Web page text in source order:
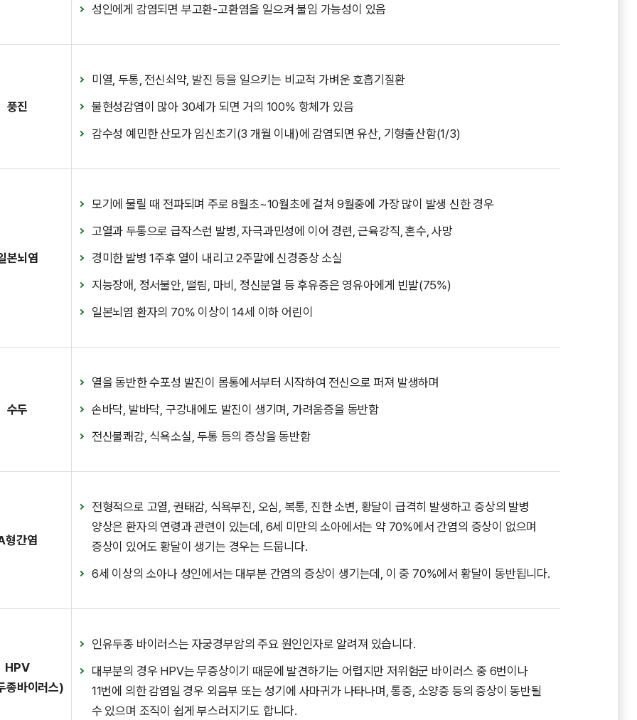
성인에게 감염되면 부고환-고환염을 일으켜 불임 가능성이 있음
풍진
미열, 두통, 전신쇠약, 발진 등을 일으키는 비교적 가벼운 호흡기질환
불현성감염이 많아 30세가 되면 거의 100% 항체가 있음
감수성 예민한 산모가 임신초기(3 개월 이내)에 감염되면 유산, 기형출산함(1/3)
본뇌염
모기에 물릴 때 전파되며 주로 8월초~10월초에 걸쳐 9월중에 가장 많이 발생 신한 경우
고열과 두통으로 급작스런 발병, 자극과민성에 이어 경련, 근육강직, 혼수, 사망
경미한 발병 1주후 열이 내리고 2주말에 신경증상 소실
지능장애, 정서불안, 떨림, 마비, 정신분열 등 후유증은 영유아에게 빈발(75%)
일본뇌염 환자의 70% 이상이 14세 이하 어린이
수두
열을 동반한 수포성 발진이 몸통에서부터 시작하여 전신으로 퍼져 발생하며
손바닥, 발바닥, 구강내에도 발진이 생기며, 가려움증을 동반함
전신불쾌감, 식욕소실, 두통 등의 증상을 동반함
형간염
전형적으로 고열, 권태감, 식욕부진, 오심, 복통, 진한 소변, 황달이 급격히 발생하고 증상의 발병
양상은 환자의 연령과 관련이 있는데, 6세 미만의 소아에서는 약 70%에서 간염의 증상이 없으며
증상이 있어도 황달이 생기는 경우는 드뭅니다.
6세 이상의 소아나 성인에서는 대부분 간염의 증상이 생기는데, 이 중 70%에서 황달이 동반됩니다.
HPV
종바이러스)
인유두종 바이러스는 자궁경부암의 주요 원인인자로 알려져 있습니다.
대부분의 경우 HPV는 무증상이기 때문에 발견하기는 어렵지만 저위험군 바이러스 중 6번이나
11번에 의한 감염일 경우 외음부 또는 성기에 사마귀가 나타나며, 통증, 소양증 등의 증상이 동반될
수 있으며 조직이 쉽게 부스러지기도 합니다.